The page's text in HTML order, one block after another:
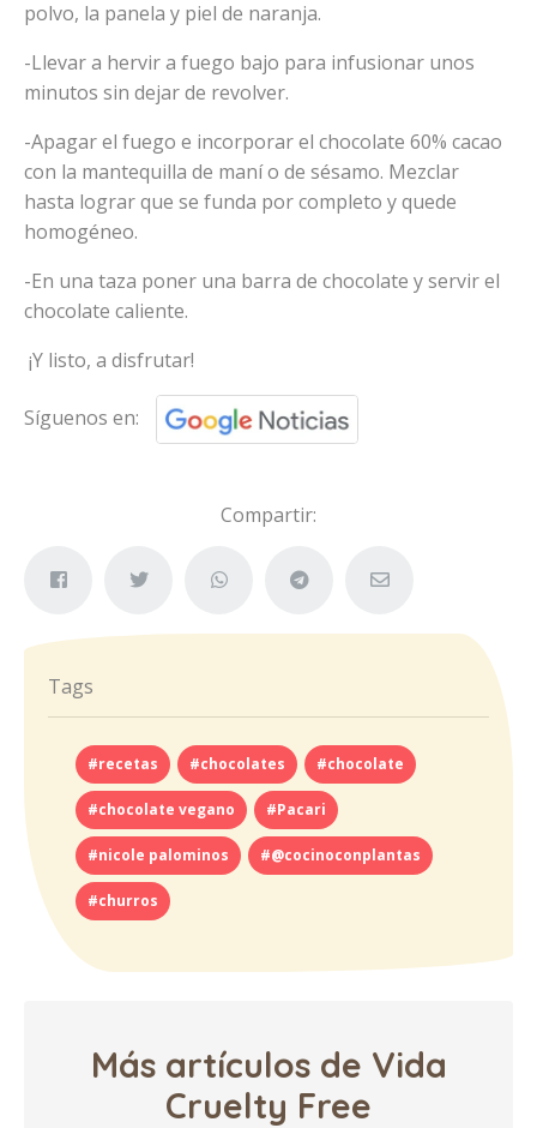
polvo, la panela y piel de naranja.
-Llevar a hervir a fuego bajo para infusionar unos
minutos sin dejar de revolver.
-Apagar el fuego e incorporar el chocolate 60% cacao
con la mantequilla de maní o de sésamo. Mezclar
hasta lograr que se funda por completo y quede
homogéneo.
-En una taza poner una barra de chocolate y servir el
chocolate caliente.
¡Y listo, a disfrutar!
Síguenos en:
Compartir:
Tags
#recetas #chocolates #chocolate
#chocolate vegano #Pacari
#nicole palominos #@cocinoconplantas
#churros
Más artículos de Vida
Cruelty Free